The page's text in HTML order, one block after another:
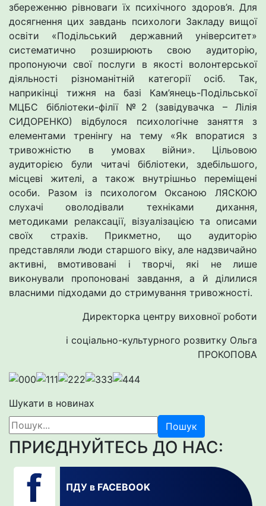
збереженню рівноваги їх психічного здоров’я. Для
досягнення цих завдань психологи Закладу вищої
освіти «Подільський державний університет»
систематично розширюють свою аудиторію,
пропонуючи свої послуги в якості волонтерської
діяльності різноманітній категорії осіб. Так,
наприкінці тижня на базі Кам’янець-Подільської
МЦБС бібліотеки-філії №2 (завідувачка – Лілія
СИДОРЕНКО) відбулося психологічне заняття з
елементами тренінгу на тему «Як впоратися з
тривожністю в умовах війни». Цільовою
аудиторією були читачі бібліотеки, здебільшого,
місцеві жителі, а також внутрішньо переміщені
особи. Разом із психологом Оксаною ЛЯСКОЮ
слухачі оволодівали техніками дихання,
методиками релаксації, візуалізацією та описами
своїх страхів. Прикметно, що аудиторію
представляли люди старшого віку, але надзвичайно
активні, вмотивовані і творчі, які не лише
виконували пропоновані завдання, а й ділилися
власними підходами до стримування тривожності.
Директорка центру виховної роботи
і соціально-культурного розвитку Ольга
ПРОКОПОВА
Шукати в новинах
Пошук
ПРИЄДНУЙТЕСЬ ДО НАС:
ПДУ в FACEBOOK